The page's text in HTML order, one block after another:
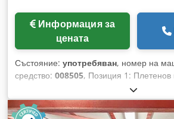
Информация за
цената
Състояние: употребяван, номер на
средство: 008505, Позиция 1: Плетенов
зареждане отпред HOLZMA-HPP 350/
Позиция 2: Повдигаща маса HOLZMA-
38/22 Dsdpfx Aoy Hcd Ssa Tokr